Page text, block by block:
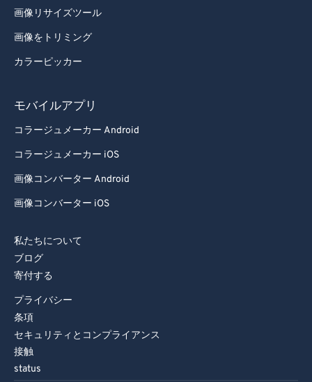
画像リサイズツール
画像をトリミング
カラーピッカー
モバイルアプリ
コラージュメーカー Android
コラージュメーカー iOS
画像コンバーター Android
画像コンバーター iOS
私たちについて
ブログ
寄付する
プライバシー
条項
セキュリティとコンプライアンス
接触
status